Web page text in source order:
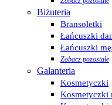
Biżuteria
Bransoletki
Łańcuszki
Łańcuszki
Zobacz pozostałe
Galanteria
Kosmetyczki
Kosmetyczki